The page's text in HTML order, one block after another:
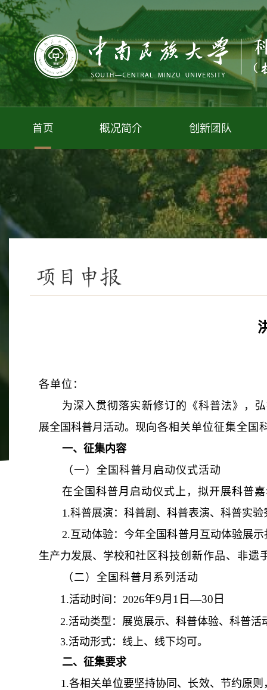
首页 概况简介 创新团队
项目申报
各单位：
为深入贯彻落实新修订的《科普法》，
展全国科普月活动。现向各相关单位征集全国
一、征集内容
（一）全国科普月启动仪式活动
在全国科普月启动仪式上，拟开展科普
1.科普展演：科普剧、科普表演、科普实验
2.互动体验：今年全国科普月互动体验展
生产力发展、学校和社区科技创新作品、非遗
（二）全国科普月系列活动
1.活动时间：2026年9月1日—30日
2.活动类型：展览展示、科普体验、科普活
3.活动形式：线上、线下均可。
二、征集要求
1.各相关单位要坚持协同、长效、节约原